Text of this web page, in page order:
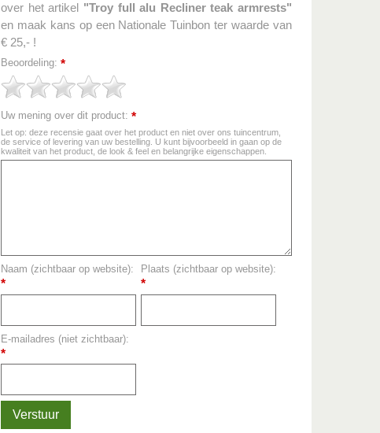
over het artikel "Troy full alu Recliner teak armrests"
en maak kans op een Nationale Tuinbon ter waarde van
€ 25,- !
Beoordeling: *
Uw mening over dit product: *
Let op: deze recensie gaat over het product en niet over ons tuincentrum,
de service of levering van uw bestelling. U kunt bijvoorbeeld in gaan op de
kwaliteit van het product, de look & feel en belangrijke eigenschappen.
Naam (zichtbaar op website):
*
Plaats (zichtbaar op website):
*
E-mailadres (niet zichtbaar):
*